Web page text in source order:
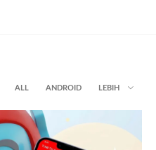
ALL ANDROID LEBIH